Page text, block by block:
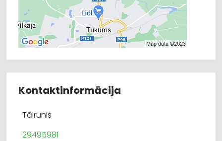
Kontaktinformācija
Tālrunis
29495981